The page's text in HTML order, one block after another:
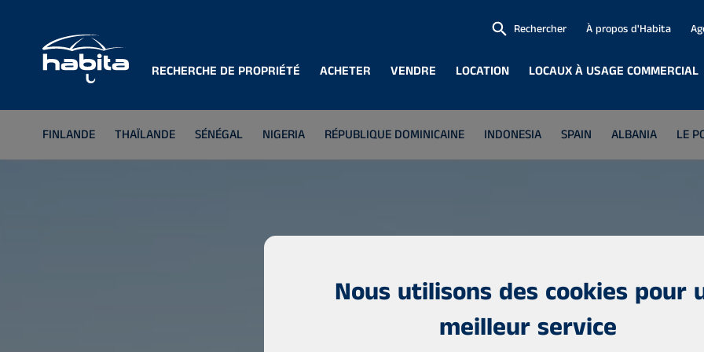
RECHERCHE DE PROPRIÉTÉ ACHETER VENDRE LOCATION LOCAUX À USAGE COMMERCIAL
Rechercher À propos d'Habita
FINLANDE THAÏLANDE SÉNÉGAL NIGERIA RÉPUBLIQUE DOMINICAINE INDONESIA SPAIN ALBANIA LE
Nous utilisons des cookies pour
meilleur service